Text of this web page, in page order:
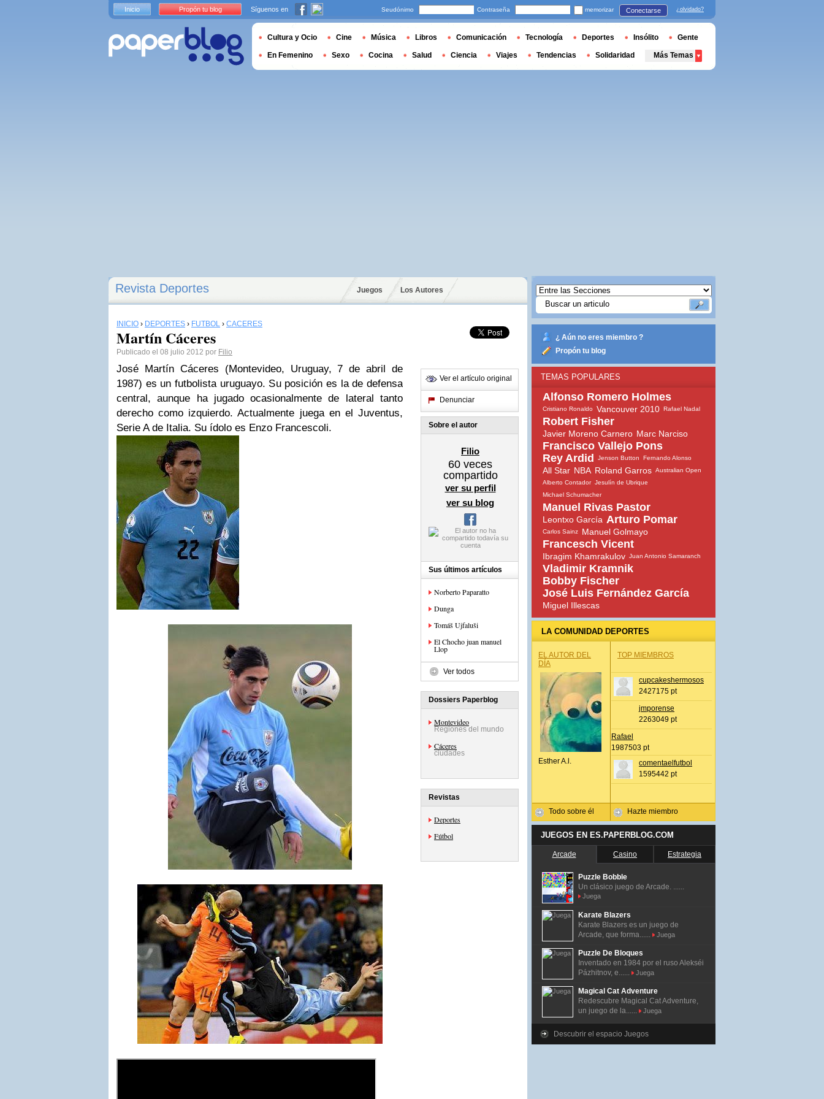
Revista Deportes Juegos Los Autores
INICIO › DEPORTES › FÚTBOL › CÁCERES
Martín Cáceres
Publicado el 08 julio 2012 por Filio
José Martín Cáceres (Montevideo, Uruguay, 7 de abril de
1987) es un futbolista uruguayo. Su posición es la de defensa
central, aunque ha jugado ocasionalmente de lateral tanto
derecho como izquierdo. Actualmente juega en el Juventus,
Serie A de Italia. Su ídolo es Enzo Francescoli.
Ver el artículo original
Denunciar
Sobre el autor
Filio
60 veces
compartido
ver su perfil
ver su blog
Sus últimos artículos
Norberto Paparatto
Dunga
Tomáš Ujfaluši
El Chocho juan manuel
Llop
Ver todos
Dossiers Paperblog
Montevideo
Regiones del mundo
Cáceres
ciudades
Revistas
Deportes
Fútbol
¿ Aún no eres miembro ?
Propón tu blog
TEMAS POPULARES
Alfonso Romero Holmes
Cristiano Ronaldo Vancouver 2010 Rafael Nadal
Robert Fisher
Javier Moreno Carnero Marc Narciso
Francisco Vallejo Pons
Rey Ardid
Jenson Button Fernando Alonso
All Star NBA Roland Garros Australian Open
Alberto Contador Jesulín de Ubrique
Michael Schumacher
Manuel Rivas Pastor
Leontxo García Arturo Pomar
Carlos Sainz Manuel Golmayo
Francesch Vicent
Ibragim Khamrakulov Juan Antonio Samaranch
Vladimir Kramnik
Bobby Fischer
José Luis Fernández García
Miguel Illescas
LA COMUNIDAD DEPORTES
EL AUTOR DEL
DÍA
Esther A.l.
Todo sobre él
TOP MIEMBROS
cupcakeshermosos
2427175 pt
jmporense
2263049 pt
Rafael
1987503 pt
comentaelfutbol
1595442 pt
Hazte miembro
JUEGOS EN ES.PAPERBLOG.COM
Arcade Casino Estrategia
Puzzle Bobble
Un clásico juego de Arcade. ......
Juega
Karate Blazers
Karate Blazers es un juego de
Arcade, que forma......
Juega
Puzzle De Bloques
Inventado en 1984 por el ruso Alekséi
Pázhitnov, e......
Juega
Magical Cat Adventure
Redescubre Magical Cat Adventure,
un juego de la......
Juega
Descubrir el espacio Juegos
Inicio Propón tu blog Síguenos en Seudónimo Contraseña memorizar Conectarse ¿olvidado?
Cultura y Ocio Cine Música Libros Comunicación Tecnología Deportes Insólito Gente
En Femenino Sexo Cocina Salud Ciencia Viajes Tendencias Solidaridad Más Temas